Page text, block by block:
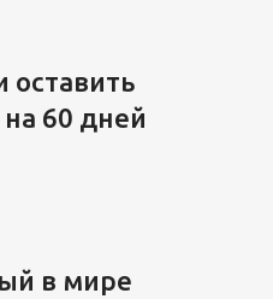
оставить
60 дней
в мире